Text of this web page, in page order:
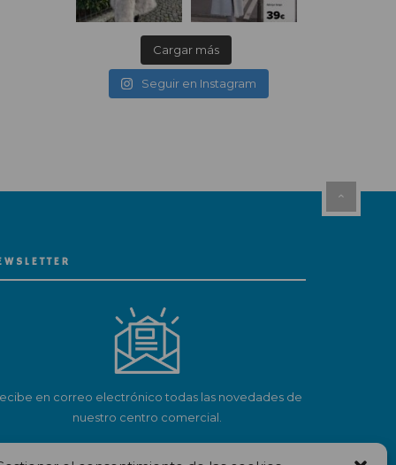
Cargar más
Seguir en Instagram
en correo electrónico todas las novedades de
nuestro centro comercial.